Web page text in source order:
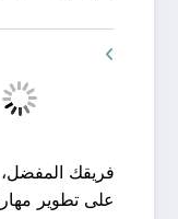
فريقك المفضل،
على تطوير